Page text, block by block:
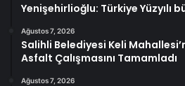
Yenişehirlioğlu: Türkiye Yüzyılı
Ağustos 7, 2026
Salihli Belediyesi Keli
Asfalt Çalışmasını Tamamladı
Ağustos 7, 2026